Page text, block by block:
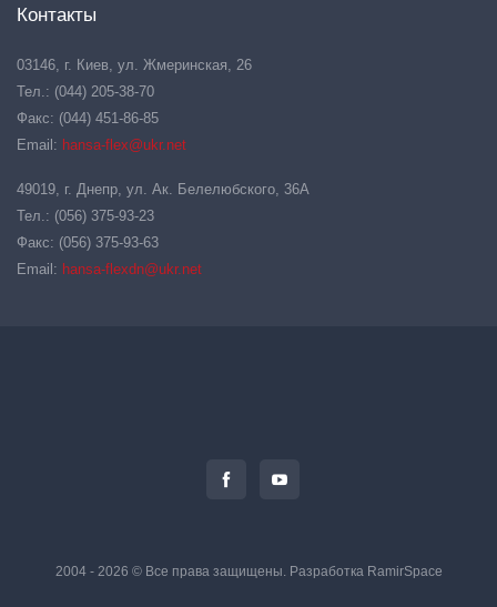
Контакты
03146, г. Киев, ул. Жмеринская, 26
Тел.: (044) 205-38-70
Факс: (044) 451-86-85
Email: hansa-flex@ukr.net
49019, г. Днепр, ул. Ак. Белелюбского, 36А
Тел.: (056) 375-93-23
Факс: (056) 375-93-63
Email: hansa-flexdn@ukr.net
2004 - 2026 © Все права защищены. Разработка RamirSpace